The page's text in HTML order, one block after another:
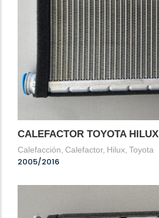
CALEFACTOR TOYOTA HILUX
Calefacción, Calefactor, Hilux, Toyota
2005/2016